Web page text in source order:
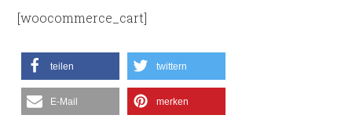
[woocommerce_cart]
teilen twittern
E-Mail merken